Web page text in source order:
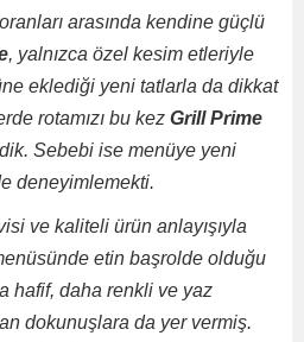
arasında kendine güçlü
, yalnızca özel kesim etleriyle
eklediği yeni tatlarla da dikkat
rotamızı bu kez Grill Prime
Sebebi ise menüye yeni
deneyimlemekti.
ve kaliteli ürün anlayışıyla
etin başrolde olduğu
hafif, daha renkli ve yaz
dokunuşlara da yer vermiş.